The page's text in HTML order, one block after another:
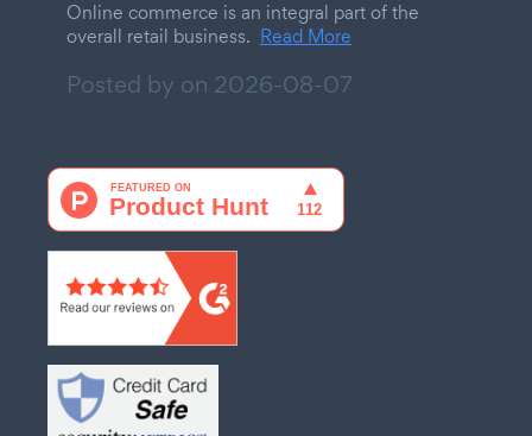
Online commerce is an integral part of the
overall retail business. Read More
Posted by on 2026-08-07